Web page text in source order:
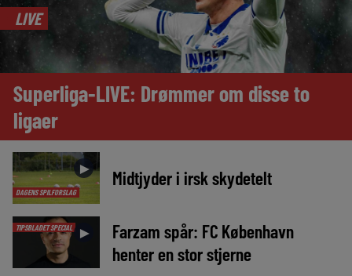
LIVE
Superliga-LIVE: Drømmer om disse to
ligaer
DAGENS SPILFORSLAG
► Midtjyder i irsk skydetelt
TIPSBLADET SPECIAL ►
Farzam spår: FC København
henter en stor stjerne